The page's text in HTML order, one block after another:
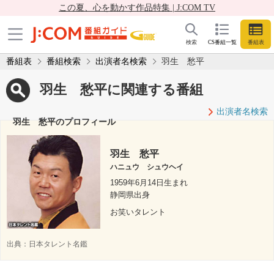
この夏、心を動かす作品特集 | J:COM TV
CS番組一覧 番組表
検索
番組表 番組検索 出演者名検索 羽生 愁平
羽生 愁平に関連する番組
出演者名検索
羽生 愁平のプロフィール
羽生 愁平
ハニュウ シュウヘイ
1959年6月14日生まれ
静岡県出身
お笑いタレント
出典： 日本タレント名鑑